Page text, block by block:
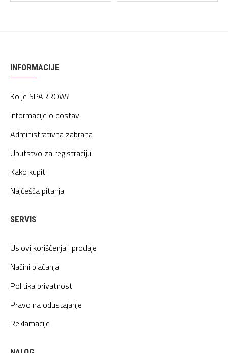
INFORMACIJE
Ko je SPARROW?
Informacije o dostavi
Administrativna zabrana
Uputstvo za registraciju
Kako kupiti
Najčešća pitanja
SERVIS
Uslovi korišćenja i prodaje
Načini plaćanja
Politika privatnosti
Pravo na odustajanje
Reklamacije